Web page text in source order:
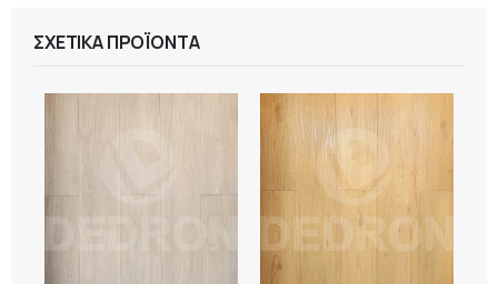
ΣΧΕΤΙΚΆ ΠΡΟΪΌΝΤΑ